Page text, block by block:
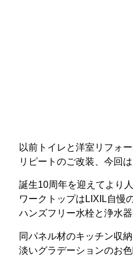
以前トイレと洋室リフォ
リピートのご改装、今回
誕生10周年を迎えてより
ワークトップはLIXIL自慢
ハンズフリー水栓と浄水
同パネル材のキッチン収
淡いグラデーションのお